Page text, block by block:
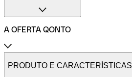
A OFERTA QONTO
Tarifas
Conta profissional online
PRODUTO E CARACTERÍSTICAS